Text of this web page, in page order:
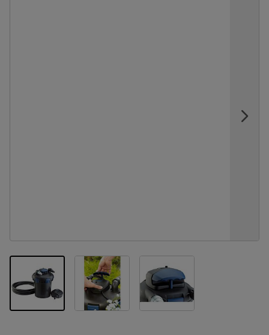
View larger imageView larger imageView larger image